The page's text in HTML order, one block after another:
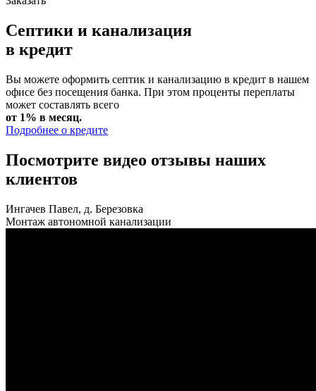
Септики и канализация
в кредит
Вы можете оформить септик и канализацию в кредит в нашем
офисе без посещения банка. При этом проценты переплаты
может составлять всего
от 1% в месяц.
Подробнее о кредите
Посмотрите видео отзывы наших
клиентов
Ингачев Павел, д. Березовка
Монтаж автономной канализации